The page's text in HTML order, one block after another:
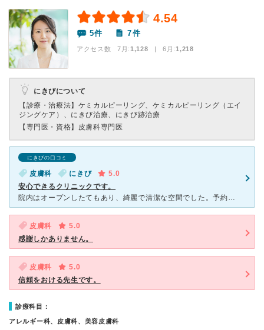
4.54
5件 7件
アクセス数 7月:1,128 | 6月:1,218
にきびについて
【診療・治療法】 ケミカルピーリング、ケミカルピーリング（エイ
ジングケア）、にきび治療、にきび跡治療
【専門医・資格】 皮膚科専門医
にきびの口コミ
皮膚科 にきび
5.0
安心できるクリニックです。
院内はオープンしたてもあり、綺麗で清潔な空間でした。予約もネットで行うことができ、密を避ける取り組みをされていたので、今のコロナ禍でも安心して訪問できました。私は他院で治療しているニキビの治りが遅く受
皮膚科
5.0
感謝しかありません。
皮膚科
5.0
信頼をおける先生です。
診療科目：
アレルギー科、皮膚科、美容皮膚科